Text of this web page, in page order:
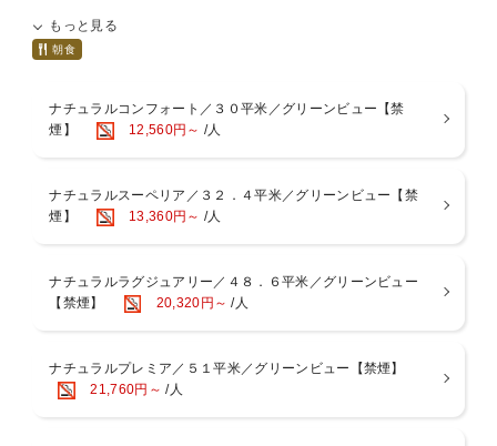
こころが自然に遊びだす楽園リゾートへようこそ。
のフルーツと種類豊富な和洋バイキングを心ゆくまでお楽しみくださ
い。
ホテル周辺には徒歩圏内にコンビニエンスストア・ガソリンスタンド
もございます。
＜朝食＞
２つのレストランからお選びいただけます。
【営業時間】07：00〜09：30（ラストオーダー09：00）
※ゆらぎ月 定休日 水曜日および日曜日
もっと見る
朝食
ナチュラルコンフォート／３０平米／グリーンビュー【禁
煙】
12,560円～ /人
ナチュラルスーペリア／３２．４平米／グリーンビュー【禁
煙】
13,360円～ /人
ナチュラルラグジュアリー／４８．６平米／グリーンビュー
【禁煙】
20,320円～ /人
ナチュラルプレミア／５１平米／グリーンビュー【禁煙】
21,760円～ /人